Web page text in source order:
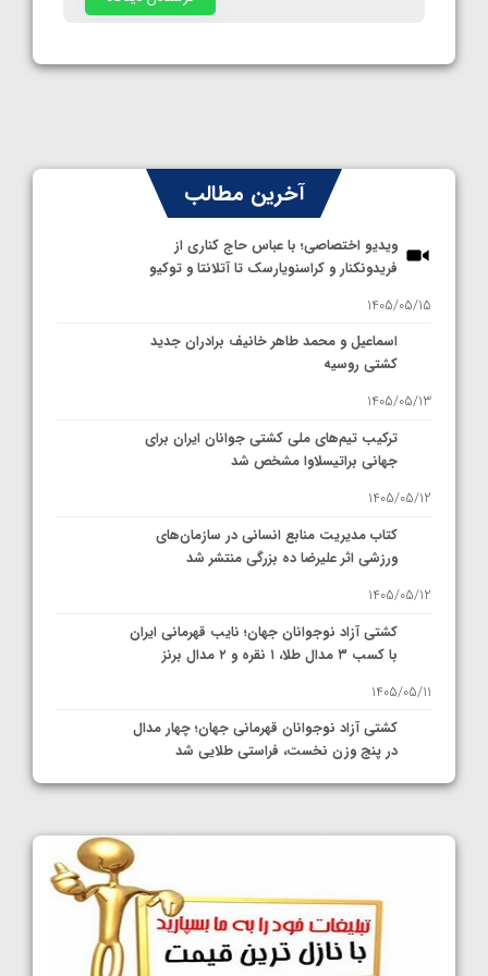
آخرین مطالب
ویدیو اختصاصی؛ با عباس حاج کناری از
فریدونکنار و کراسنویارسک تا آتلانتا و توکیو
1405/05/15
اسماعیل و محمد طاهر خانیف برادران جدید
کشتی روسیه
1405/05/13
ترکیب تیم‌های ملی کشتی جوانان ایران برای
جهانی براتیسلاوا مشخص شد
1405/05/12
کتاب مدیریت منابع انسانی در سازمان‌های
ورزشی اثر علیرضا ده بزرگی منتشر شد
1405/05/12
کشتی آزاد نوجوانان جهان؛ نایب قهرمانی ایران
با کسب ۳ مدال طلا، ۱ نقره و ۲ مدال برنز
1405/05/11
کشتی آزاد نوجوانان قهرمانی جهان؛ چهار مدال
در پنج وزن نخست، فراستی طلایی شد
1405/05/11
کشتی آزاد نوجوانان جهان؛ رقبای نمایندگان
ایران مشخص شدند